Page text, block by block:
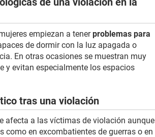
empiezan a tenerproblemas para
de dormir con la luz apagada o
En otras ocasiones se muestran muy
y evitan especialmente los espacios
tras una violación
afecta a las víctimas de violación aunque
como en excombatientes de guerras o en